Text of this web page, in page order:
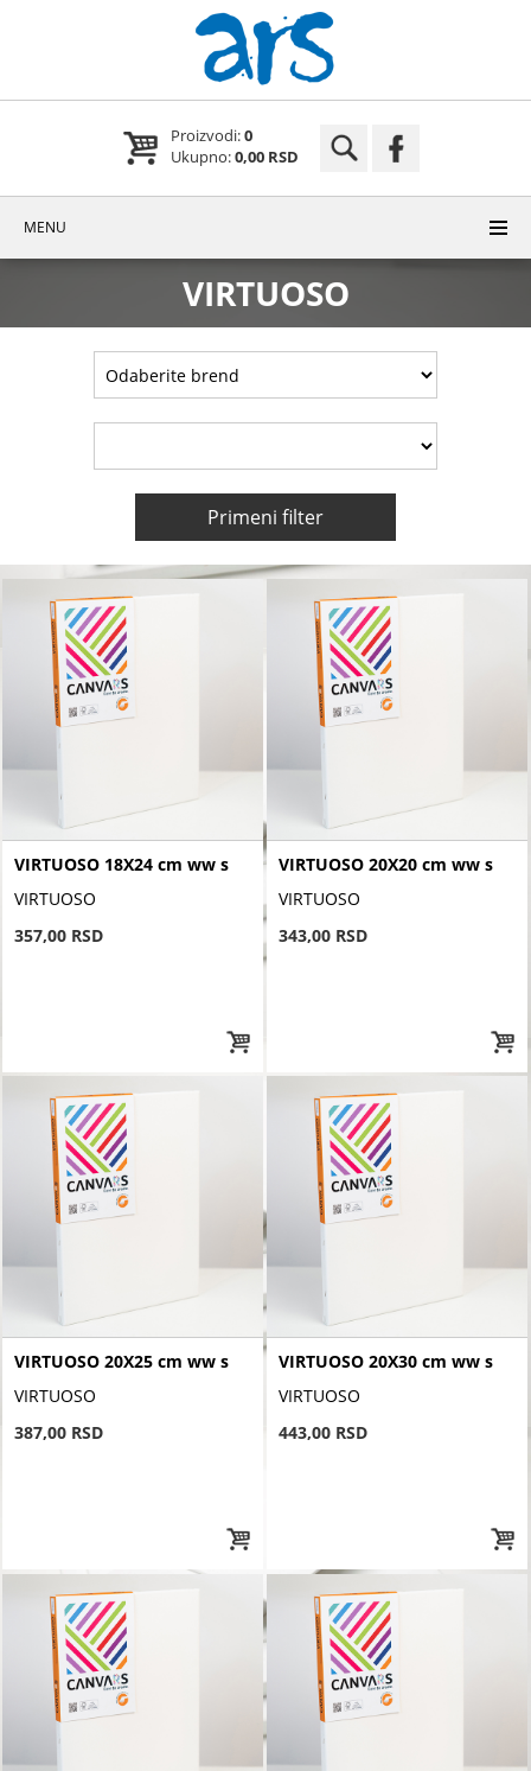
Proizvodi:0
Ukupno:0,00 RSD
MENU
VIRTUOSO
VIRTUOSO 18X24 cm ww s
VIRTUOSO
357,00 RSD
VIRTUOSO 20X20 cm ww s
VIRTUOSO
343,00 RSD
VIRTUOSO 20X25 cm ww s
VIRTUOSO
387,00 RSD
VIRTUOSO 20X30 cm ww s
VIRTUOSO
443,00 RSD